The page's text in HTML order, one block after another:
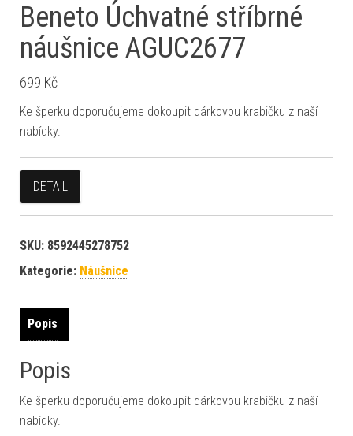
Beneto Úchvatné stříbrné
náušnice AGUC2677
699 Kč
Ke šperku doporučujeme dokoupit dárkovou krabičku z naší
nabídky.
DETAIL
SKU: 8592445278752
Kategorie: Náušnice
Popis
Popis
Ke šperku doporučujeme dokoupit dárkovou krabičku z naší
nabídky.